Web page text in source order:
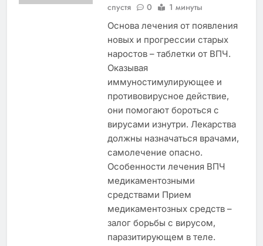
спустя
0 1 минуты
Основа лечения от появления
новых и прогрессии старых
наростов – таблетки от ВПЧ.
Оказывая
иммуностимулирующее и
противовирусное действие,
они помогают бороться с
вирусами изнутри. Лекарства
должны назначаться врачами,
самолечение опасно.
Особенности лечения ВПЧ
медикаментозными
средствами Прием
медикаментозных средств –
залог борьбы с вирусом,
паразитирующем в теле.